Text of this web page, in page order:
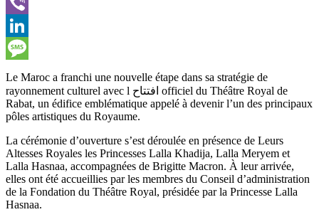
Viber
LinkedIn
Message
Le Maroc a franchi une nouvelle étape dans sa stratégie de
rayonnement culturel avec l افتتاح officiel du Théâtre Royal de
Rabat, un édifice emblématique appelé à devenir l’un des principaux
pôles artistiques du Royaume.
La cérémonie d’ouverture s’est déroulée en présence de Leurs
Altesses Royales les Princesses Lalla Khadija, Lalla Meryem et
Lalla Hasnaa, accompagnées de Brigitte Macron. À leur arrivée,
elles ont été accueillies par les membres du Conseil d’administration
de la Fondation du Théâtre Royal, présidée par la Princesse Lalla
Hasnaa.